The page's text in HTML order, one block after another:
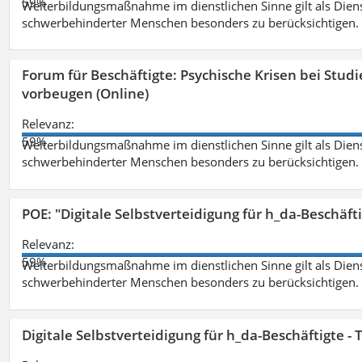
Weiterbildungsmaßnahme im dienstlichen Sinne gilt als
schwerbehinderter Menschen besonders zu berücksichtigen.
Forum für Beschäftigte: Psychische Krisen bei
vorbeugen (Online)
Relevanz:
59%
Weiterbildungsmaßnahme im dienstlichen Sinne gilt als
schwerbehinderter Menschen besonders zu berücksichtigen.
POE: "Digitale Selbstverteidigung für h_da-
Relevanz:
59%
Weiterbildungsmaßnahme im dienstlichen Sinne gilt als
schwerbehinderter Menschen besonders zu berücksichtigen.
Digitale Selbstverteidigung für h_da-Beschäftigte -